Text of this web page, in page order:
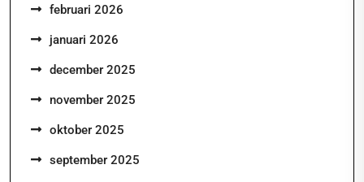
februari 2026
januari 2026
december 2025
november 2025
oktober 2025
september 2025